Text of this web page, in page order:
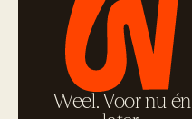
Weel. Voor nu én